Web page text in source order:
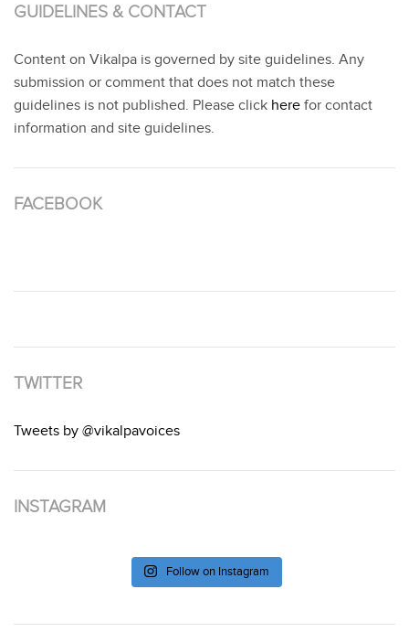
GUIDELINES & CONTACT
Content on Vikalpa is governed by site guidelines. Any
submission or comment that does not match these
guidelines is not published. Please click here for contact
information and site guidelines.
FACEBOOK
TWITTER
Tweets by @vikalpavoices
INSTAGRAM
Follow on Instagram